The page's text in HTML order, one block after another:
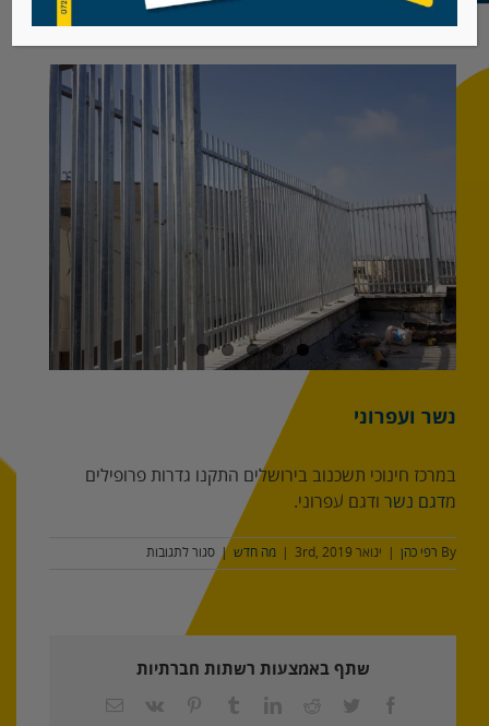
נשר ועפרוני
במרכז חינוכי תשכנוב בירושלים התקנו גדרות פרופילים
מדגם נשר ודגם עפרוני.
By רפי כהן ינואר 3rd, 2019 מה חדש | סגור לתגובות
שתף באמצעות רשתות חברתיות
Facebook
Twitter
Reddit
LinkedIn
Tumblr
Pinterest
כתובת